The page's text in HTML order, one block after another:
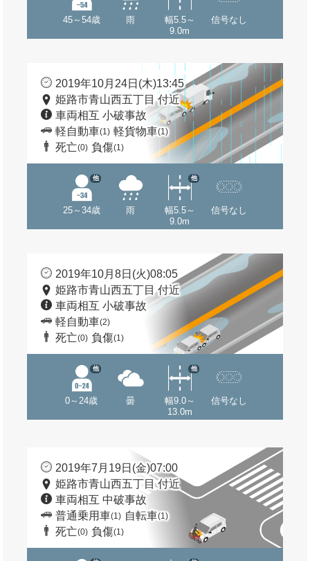
45～54歳 雨
幅5.5～
9.0m
信号なし
2019年10月24日(木)13:45
姫路市青山西五丁目 付近
車両相互 小破事故
軽自動車(1) 軽貨物車(1)
死亡(0) 負傷(1)
25～34歳
他
雨
幅5.5～
9.0m
他
信号なし
2019年10月8日(火)08:05
姫路市青山西五丁目 付近
車両相互 小破事故
軽自動車(2)
死亡(0) 負傷(1)
0～24歳
他
曇
幅9.0～
13.0m
他
信号なし
2019年7月19日(金)07:00
姫路市青山西五丁目 付近
車両相互 中破事故
普通乗用車(1) 自転車(1)
死亡(0) 負傷(1)